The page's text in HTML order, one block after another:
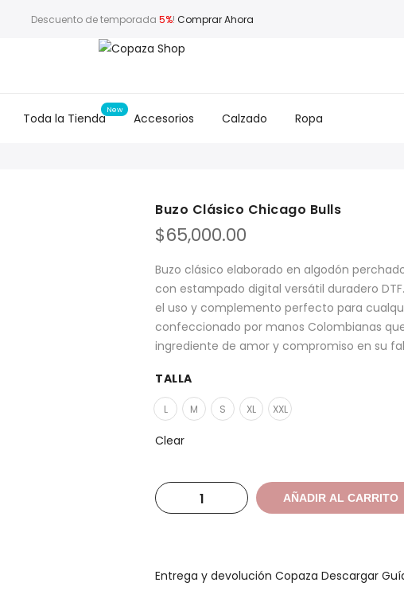
Descuento de temporada 5%! Comprar Ahora
Toda la Tienda Accesorios Calzado Ropa
Buzo Clásico Chicago Bulls
$65,000.00
Buzo clásico elaborado en algodón
con estampado digital versátil duradero
el uso y complemento perfecto para
confeccionado por manos Colombianas
ingrediente de amor y compromiso en su
TALLA
L M S XL XXL
Clear
AÑADIR AL CARRITO
Entrega y devolución Copaza Descargar